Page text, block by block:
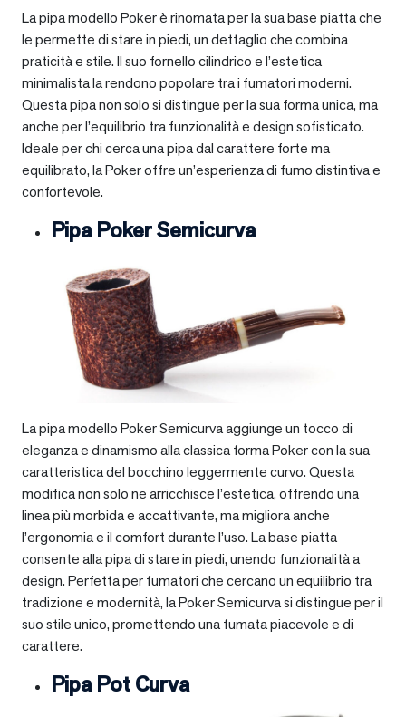
La pipa modello Poker è rinomata per la sua base piatta che
le permette di stare in piedi, un dettaglio che combina
praticità e stile. Il suo fornello cilindrico e l’estetica
minimalista la rendono popolare tra i fumatori moderni.
Questa pipa non solo si distingue per la sua forma unica, ma
anche per l’equilibrio tra funzionalità e design sofisticato.
Ideale per chi cerca una pipa dal carattere forte ma
equilibrato, la Poker offre un’esperienza di fumo distintiva e
confortevole.
Pipa Poker Semicurva
La pipa modello Poker Semicurva aggiunge un tocco di
eleganza e dinamismo alla classica forma Poker con la sua
caratteristica del bocchino leggermente curvo. Questa
modifica non solo ne arricchisce l’estetica, offrendo una
linea più morbida e accattivante, ma migliora anche
l’ergonomia e il comfort durante l’uso. La base piatta
consente alla pipa di stare in piedi, unendo funzionalità a
design. Perfetta per fumatori che cercano un equilibrio tra
tradizione e modernità, la Poker Semicurva si distingue per il
suo stile unico, promettendo una fumata piacevole e di
carattere.
Pipa Pot Curva